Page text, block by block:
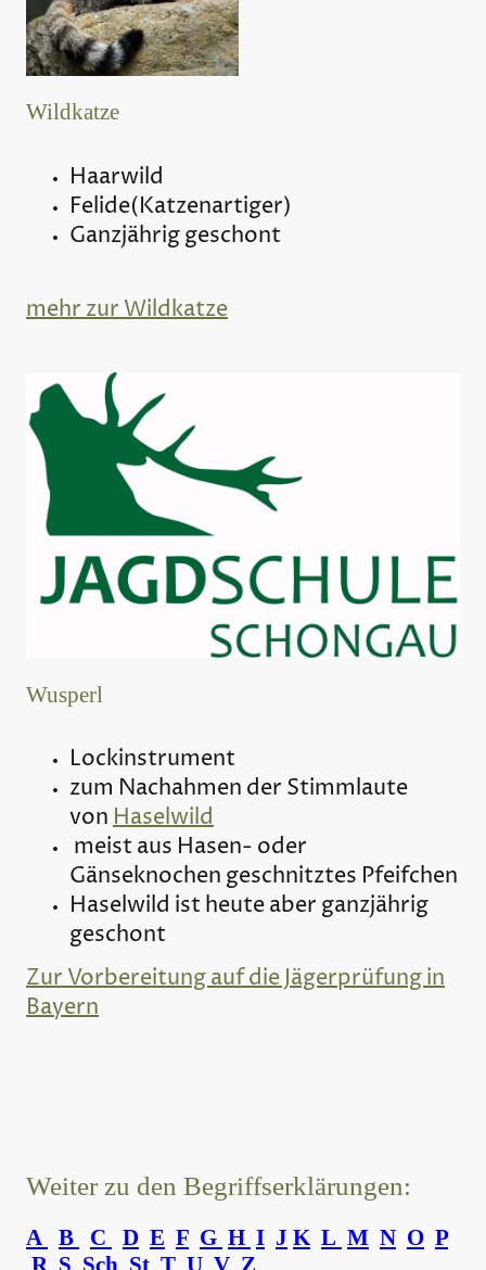
Wildkatze
Haarwild
Felide(Katzenartiger)
Ganzjährig geschont
mehr zur Wildkatze
Wusperl
Lockinstrument
zum Nachahmen der Stimmlaute
vonHaselwild
meist aus Hasen- oder
Gänseknochen geschnitztes Pfeifchen
Haselwild ist heute aber ganzjährig
geschont
Zur Vorbereitung auf die Jägerprüfung in
Bayern
Weiter zu den Begriffserklärungen:
A B C D E F G H I J K L M N O P